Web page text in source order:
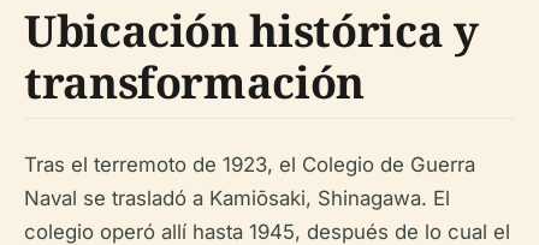
Ubicación histórica y
transformación
Tras el terremoto de 1923, el Colegio de Guerra
Naval se trasladó a Kamiōsaki, Shinagawa. El
colegio operó allí hasta 1945, después de lo cual el